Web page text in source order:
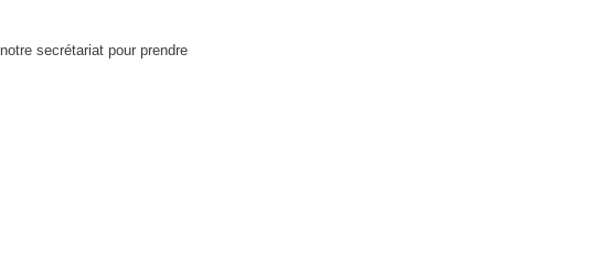
notre secrétariat pour prendre